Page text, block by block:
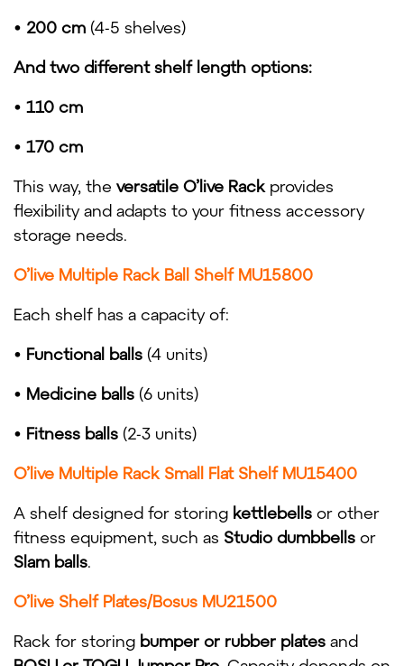
• 200 cm (4-5 shelves)
And two different shelf length options:
• 110 cm
• 170 cm
This way, the versatile O’live Rack provides
flexibility and adapts to your fitness accessory
storage needs.
O’live Multiple Rack Ball Shelf MU15800
Each shelf has a capacity of:
• Functional balls (4 units)
• Medicine balls (6 units)
• Fitness balls (2-3 units)
O’live Multiple Rack Small Flat Shelf MU15400
A shelf designed for storing kettlebells or other
fitness equipment, such as Studio dumbbells or
Slam balls.
O’live Shelf Plates/Bosus MU21500
Rack for storing bumper or rubber plates and